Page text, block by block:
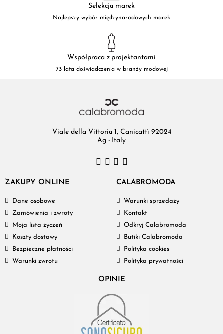
Selekcja marek
Najlepszy wybór międzynarodowych marek
Współpraca z projektantami
73 lata doświadczenia w branży modowej
Viale della Vittoria 1, Canicattì 92024
Ag - Italy
ZAKUPY ONLINE
Dane osobowe
Zamówienia i zwroty
Moja lista życzeń
Koszty dostawy
Bezpieczne płatności
Warunki zwrotu
CALABROMODA
Warunki sprzedaży
Kontakt
Odkryj Calabromoda
Butiki Calabromoda
Polityka cookies
Polityka prywatności
OPINIE